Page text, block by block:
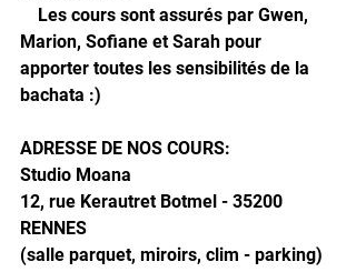
Marion, Sofiane et Sarah pour
apporter toutes les sensibilités de la
bachata :)
ADRESSE DE NOS COURS:
Studio Moana
12, rue Kerautret Botmel - 35200
RENNES
(salle parquet, miroirs, clim - parking)